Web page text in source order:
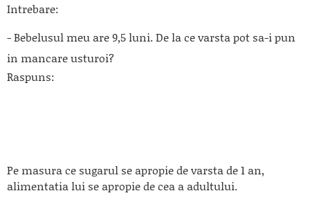
Intrebare:
- Bebelusul meu are 9,5 luni. De la ce varsta pot sa-i pun
in mancare usturoi?
Raspuns:
Pe masura ce sugarul se apropie de varsta de 1 an,
alimentatia lui se apropie de cea a adultului.